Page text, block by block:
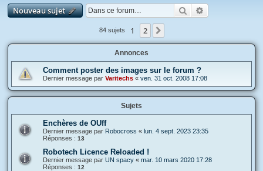
c
Nouveau sujet Rechercher
84 sujets 1 2
Annonces
Comment poster des images sur le forum ?
Dernier message par Varitechs « ven. 31 oct. 2008 17:08
Sujets
Enchères de OUff
Dernier message par Robocross « lun. 4 sept. 2023 23:35
Réponses : 13
Robotech Licence Reloaded !
Dernier message par UN spacy « mar. 10 mars 2020 17:28
Réponses : 12